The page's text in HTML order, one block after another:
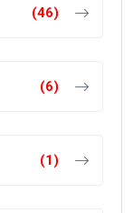
(46)
(6)
(1)